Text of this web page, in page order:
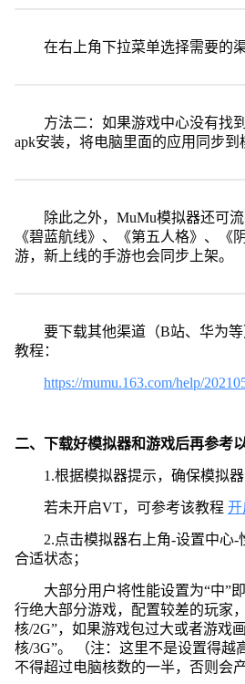
在右上角下拉菜单选择需要的
方法二：如果游戏中心没有找
apk安装，将电脑里面的应用同步到
除此之外，MuMu模拟器还可
《碧蓝航线》、《第五人格》、《
游，新上线的手游也会同步上架。
要下载其他渠道（B站、华为
教程：
https://mumu.163.com/help/
二、下载好模拟器和游戏后再参考
1.根据模拟器提示，确保模拟器
若未开启VT，可参考该教程
2.点击模拟器右上角-设置中心
合适状态；
大部分用户将性能设置为“中”
行绝大部分游戏，配置较差的玩家
核/2G”，如果游戏包过大或者游戏
核/3G”。 （注：这里不是设置得越
不得超过电脑核数的一半，否则会